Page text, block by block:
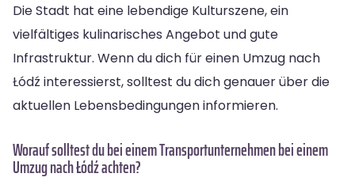
Die Stadt hat eine lebendige Kulturszene, ein
vielfältiges kulinarisches Angebot und gute
Infrastruktur. Wenn du dich für einen Umzug nach
Łódź interessierst, solltest du dich genauer über die
aktuellen Lebensbedingungen informieren.
Worauf solltest du bei einem Transportunternehmen bei einem
Umzug nach Łódź achten?